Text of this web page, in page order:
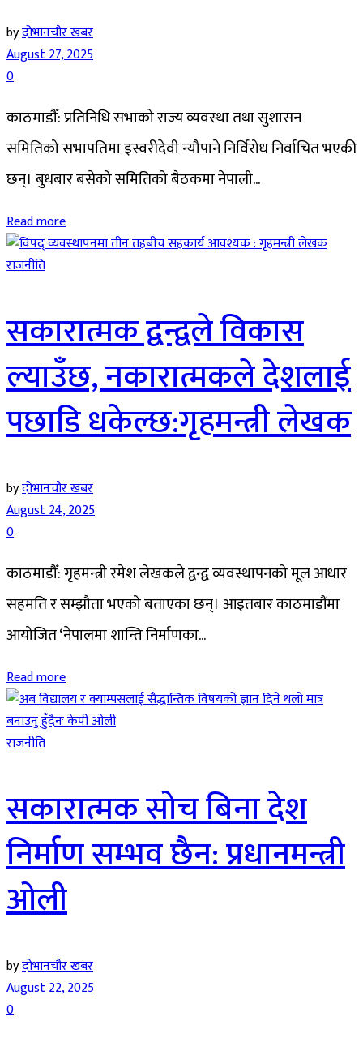
byदोभानचौर खबर
August 27, 2025
0
काठमाडौँ: प्रतिनिधि सभाको राज्य व्यवस्था तथा सुशासन
समितिको सभापतिमा इस्वरीदेवी न्यौपाने निर्विरोध निर्वाचित भएकी
छन्। बुधबार बसेको समितिको बैठकमा नेपाली...
Read more
राजनीति
सकारात्मक द्वन्द्वले विकास
ल्याउँछ, नकारात्मकले देशलाई
पछाडि धकेल्छ:गृहमन्त्री लेखक
byदोभानचौर खबर
August 24, 2025
0
काठमाडौँ: गृहमन्त्री रमेश लेखकले द्वन्द्व व्यवस्थापनको मूल आधार
सहमति र सम्झौता भएको बताएका छन्। आइतबार काठमाडौंमा
आयोजित ‘नेपालमा शान्ति निर्माणका...
Read more
राजनीति
सकारात्मक सोच बिना देश
निर्माण सम्भव छैन: प्रधानमन्त्री
ओली
byदोभानचौर खबर
August 22, 2025
0